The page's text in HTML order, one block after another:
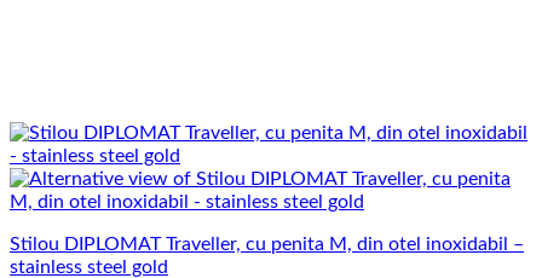
Stilou DIPLOMAT Traveller, cu penita M, din otel inoxidabil –
stainless steel gold